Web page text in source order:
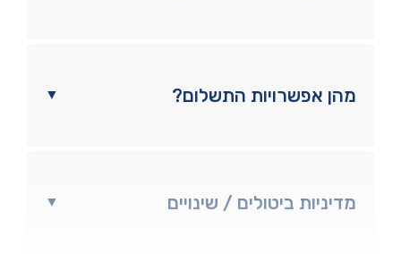
▼ מהן אפשרויות התשלום?
▼ מדיניות ביטולים / שינויים